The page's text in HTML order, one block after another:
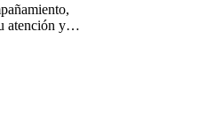
atención y
Gracias